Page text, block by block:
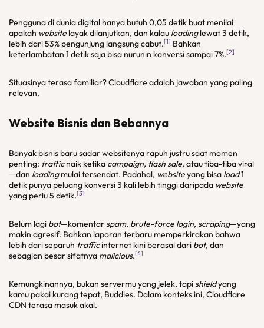
Pengguna di dunia digital hanya butuh 0,05 detik buat menilai
apakah website layak dilanjutkan, dan kalau loadinglewat 3 detik,
lebih dari 53% pengunjung langsung cabut.[1] Bahkan
keterlambatan 1 detik saja bisa nurunin konversi sampai 7%.[2]
Situasinya terasa familiar? Cloudflare adalah jawaban yang paling
relevan.
Website Bisnis dan Bebannya
Banyak bisnis baru sadar websitenya rapuh justru saat momen
penting: trafficnaik ketika campaign, flash sale, atau tiba-tiba viral
—dan loadingmulai tersendat. Padahal, websiteyang bisa load1
detik punya peluang konversi 3 kali lebih tinggi daripada website
yang perlu 5 detik.[3]
Belum lagi bot—komentar spam, brute-force login, scraping—yang
makin agresif. Bahkan laporan terbaru memperkirakan bahwa
lebih dari separuh trafficinternet kini berasal dari bot, dan
sebagian besar sifatnya malicious.[4]
Kemungkinannya, bukan servermu yang jelek, tapi shieldyang
kamu pakai kurang tepat, Buddies. Dalam konteks ini, Cloudflare
CDN terasa masuk akal.